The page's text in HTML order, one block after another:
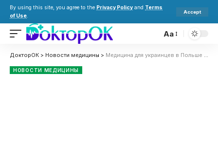
By using this site, you agree to the Privacy Policy and Terms
of Use.
Accept
Aa
ДокторОК > Новости медицины > Медицина для украинцев в Польше с 5 марта 2026: кто получит бесплатно и что меняется
НОВОСТИ МЕДИЦИНЫ